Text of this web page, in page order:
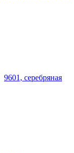
9601, серебряная